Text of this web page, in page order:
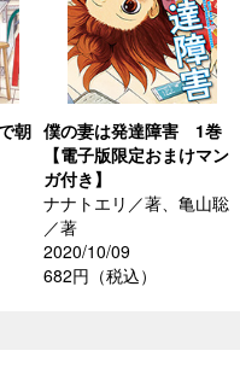
朝 僕の妻は発達障害 1巻
【電子版限定おまけマン
ガ付き】
ナナトエリ／著、亀山聡
／著
2020/10/09
682円（税込）